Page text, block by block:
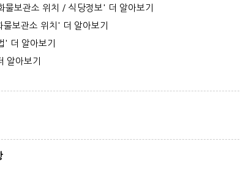
보관소 위치 / 식당정보' 더 알아보기
보관소 위치' 더 알아보기
' 더 알아보기
알아보기